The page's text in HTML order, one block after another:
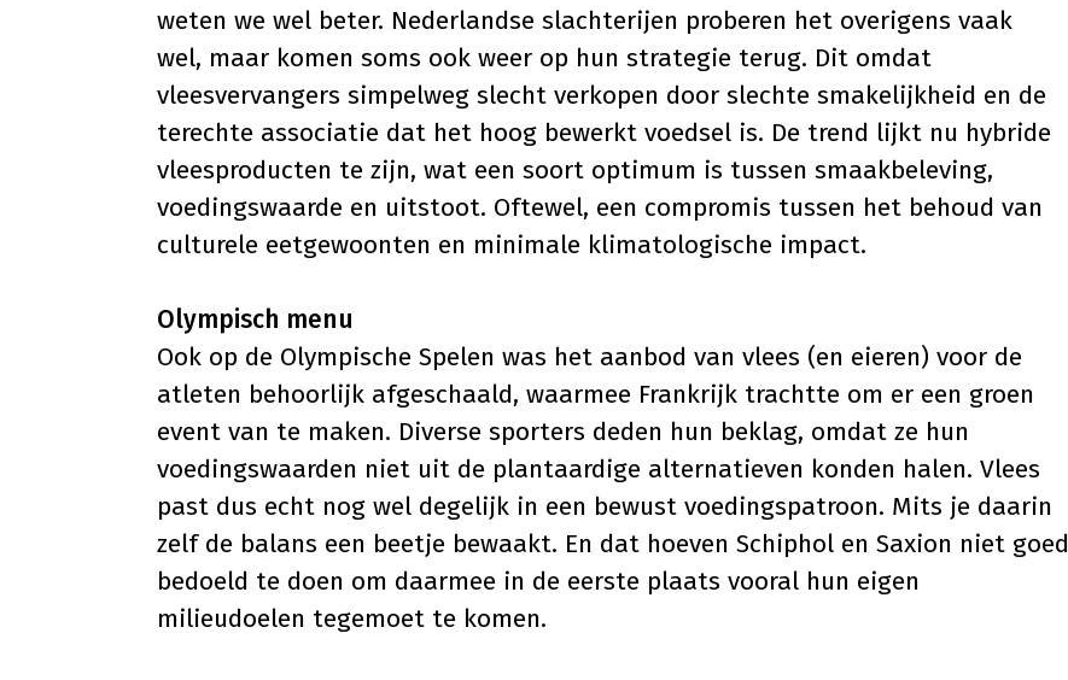
weten we wel beter. Nederlandse slachterijen proberen het overigens vaak
wel, maar komen soms ook weer op hun strategie terug. Dit omdat
vleesvervangers simpelweg slecht verkopen door slechte smakelijkheid en de
terechte associatie dat het hoog bewerkt voedsel is. De trend lijkt nu hybride
vleesproducten te zijn, wat een soort optimum is tussen smaakbeleving,
voedingswaarde en uitstoot. Oftewel, een compromis tussen het behoud van
culturele eetgewoonten en minimale klimatologische impact.
Olympisch menu
Ook op de Olympische Spelen was het aanbod van vlees (en eieren) voor de
atleten behoorlijk afgeschaald, waarmee Frankrijk trachtte om er een groen
event van te maken. Diverse sporters deden hun beklag, omdat ze hun
voedingswaarden niet uit de plantaardige alternatieven konden halen. Vlees
past dus echt nog wel degelijk in een bewust voedingspatroon. Mits je daarin
zelf de balans een beetje bewaakt. En dat hoeven Schiphol en Saxion niet goed
bedoeld te doen om daarmee in de eerste plaats vooral hun eigen
milieudoelen tegemoet te komen.